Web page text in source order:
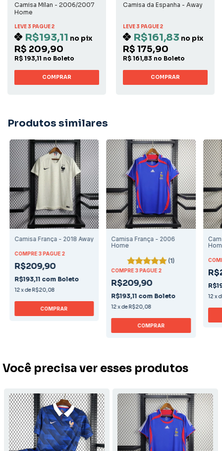
Camisa Milan - 2006/2007
Home
LEVE 3 PAGUE 2
R$193,11 no pix
R$ 209,90
R$ 193,11 no Boleto
COMPRAR
Camisa da Espanha - Away
LEVE 3 PAGUE 2
R$161,83 no pix
R$ 175,90
R$ 161,83 no Boleto
COMPRAR
Produtos similares
Camisa França - 2018 Away
COMPRE 3 PAGUE 2
R$209,90
R$193,11 com Boleto
12xde R$20,08
COMPRAR
Camisa França - 2006
Home
(1)
COMPRE 3 PAGUE 2
R$209,90
R$193,11 com Boleto
12xde R$20,08
COMPRAR
12 x
Você precisa ver esses produtos